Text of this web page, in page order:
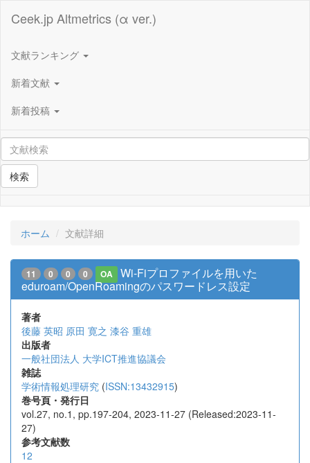
Ceek.jp Altmetrics (α ver.)
文献ランキング
新着文献
新着投稿
検索
ホーム 文献詳細
11 0 0 0 OA
Wi-Fiプロファイルを用いた
eduroam/OpenRoamingのパスワードレス設定
著者
後藤 英昭 原田 寛之 漆谷 重雄
出版者
一般社団法人 大学ICT推進協議会
雑誌
学術情報処理研究 (ISSN:13432915)
巻号頁・発行日
vol.27, no.1, pp.197-204, 2023-11-27 (Released:2023-11-
27)
参考文献数
12